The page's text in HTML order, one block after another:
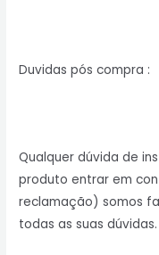
Duvidas pós compra :
Qualquer dúvida de
produto entrar em
reclamação) somos
todas as suas dúvidas.